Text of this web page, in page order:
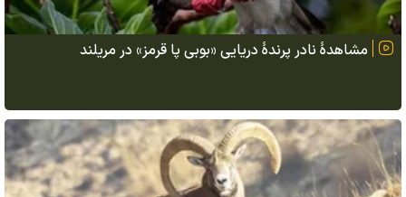
مشاهدهٔ نادر پرندهٔ دریایی «بوبی پا قرمز» در مریلند